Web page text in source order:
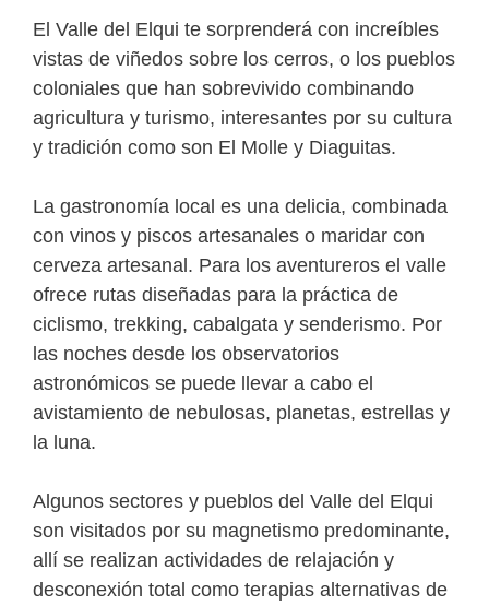
El Valle del Elqui te sorprenderá con increíbles
vistas de viñedos sobre los cerros, o los pueblos
coloniales que han sobrevivido combinando
agricultura y turismo, interesantes por su cultura
y tradición como son El Molle y Diaguitas.
La gastronomía local es una delicia, combinada
con vinos y piscos artesanales o maridar con
cerveza artesanal. Para los aventureros el valle
ofrece rutas diseñadas para la práctica de
ciclismo, trekking, cabalgata y senderismo. Por
las noches desde los observatorios
astronómicos se puede llevar a cabo el
avistamiento de nebulosas, planetas, estrellas y
la luna.
Algunos sectores y pueblos del Valle del Elqui
son visitados por su magnetismo predominante,
allí se realizan actividades de relajación y
desconexión total como terapias alternativas de